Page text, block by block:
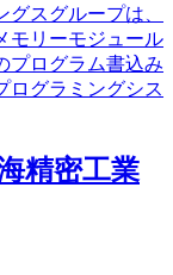
スグループは、
モリーモジュール
プログラム書込み
ログラミングシス
精密工業